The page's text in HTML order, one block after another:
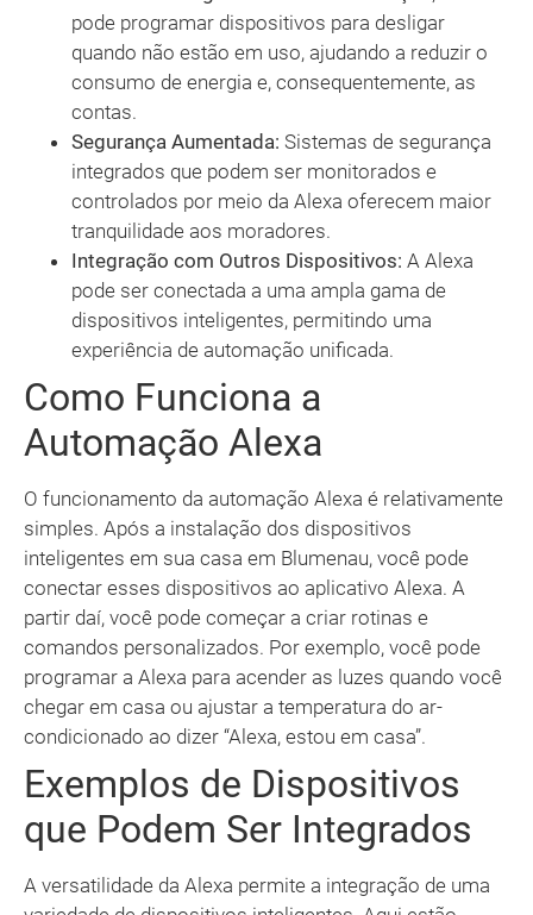
pode programar dispositivos para desligar
quando não estão em uso, ajudando a reduzir o
consumo de energia e, consequentemente, as
contas.
Segurança Aumentada: Sistemas de segurança
integrados que podem ser monitorados e
controlados por meio da Alexa oferecem maior
tranquilidade aos moradores.
Integração com Outros Dispositivos: A Alexa
pode ser conectada a uma ampla gama de
dispositivos inteligentes, permitindo uma
experiência de automação unificada.
Como Funciona a
Automação Alexa
O funcionamento da automação Alexa é relativamente
simples. Após a instalação dos dispositivos
inteligentes em sua casa em Blumenau, você pode
conectar esses dispositivos ao aplicativo Alexa. A
partir daí, você pode começar a criar rotinas e
comandos personalizados. Por exemplo, você pode
programar a Alexa para acender as luzes quando você
chegar em casa ou ajustar a temperatura do ar-
condicionado ao dizer “Alexa, estou em casa”.
Exemplos de Dispositivos
que Podem Ser Integrados
A versatilidade da Alexa permite a integração de uma